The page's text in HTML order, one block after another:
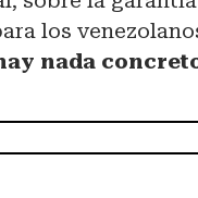
los
nada